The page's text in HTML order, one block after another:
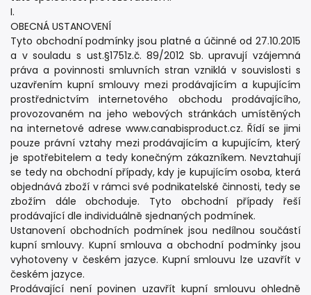
I.
OBECNÁ USTANOVENÍ
Tyto obchodní podmínky jsou platné a účinné od 27.10.2015
a v souladu s ust.§1751z.č. 89/2012 Sb. upravují vzájemná
práva a povinnosti smluvních stran vzniklá v souvislosti s
uzavřením kupní smlouvy mezi prodávajícím a kupujícím
prostřednictvím internetového obchodu prodávajícího,
provozovaném na jeho webových stránkách umístěných
na internetové adrese www.canabisproduct.cz. Řídí se jimi
pouze právní vztahy mezi prodávajícím a kupujícím, který
je spotřebitelem a tedy konečným zákazníkem. Nevztahují
se tedy na obchodní případy, kdy je kupujícím osoba, která
objednává zboží v rámci své podnikatelské činnosti, tedy se
zbožím dále obchoduje. Tyto obchodní případy řeší
prodávající dle individuálně sjednaných podmínek.
Ustanovení obchodních podmínek jsou nedílnou součástí
kupní smlouvy. Kupní smlouva a obchodní podmínky jsou
vyhotoveny v českém jazyce. Kupní smlouvu lze uzavřít v
českém jazyce.
Prodávající není povinen uzavřít kupní smlouvu ohledně